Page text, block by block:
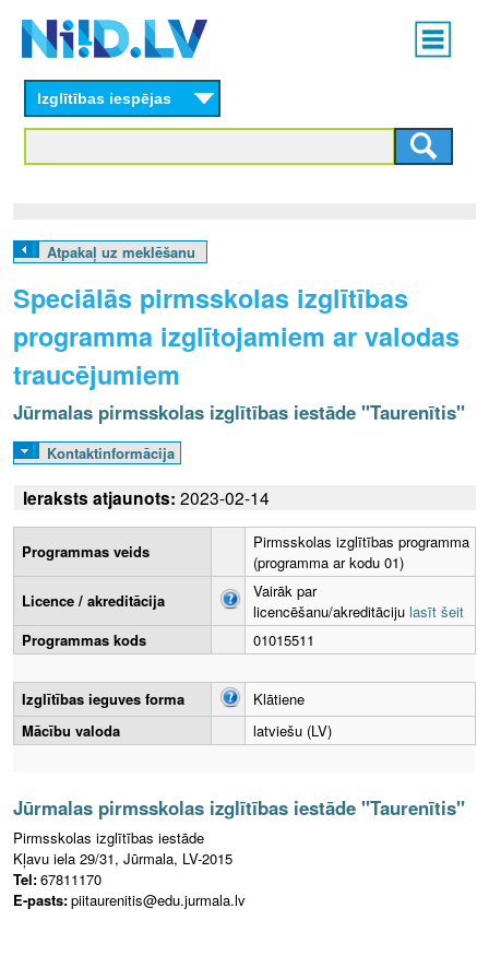
content
Main
menu
L
V
Izglītības iespējas
Atpakaļ uz meklēšanu
Speciālās pirmsskolas izglītības
programma izglītojamiem ar valodas
traucējumiem
Jūrmalas pirmsskolas izglītības iestāde "Taurenītis"
Kontaktinformācija
Ieraksts atjaunots: 2023-02-14
Programmas veids
Pirmsskolas izglītības programma
(programma ar kodu 01)
Licence / akreditācija
Vairāk par
licencēšanu/akreditāciju lasīt šeit
Programmas kods
01015511
Izglītības ieguves forma
Klātiene
Mācību valoda
latviešu (LV)
Jūrmalas pirmsskolas izglītības iestāde "Taurenītis"
Pirmsskolas izglītības iestāde
Kļavu iela 29/31, Jūrmala, LV-2015
Tel:67811170
E-pasts:piitaurenitis@edu.jurmala.lv